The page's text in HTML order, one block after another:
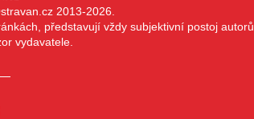
2013-2026.
představují vždy subjektivní postoj autorů
vydavatele.